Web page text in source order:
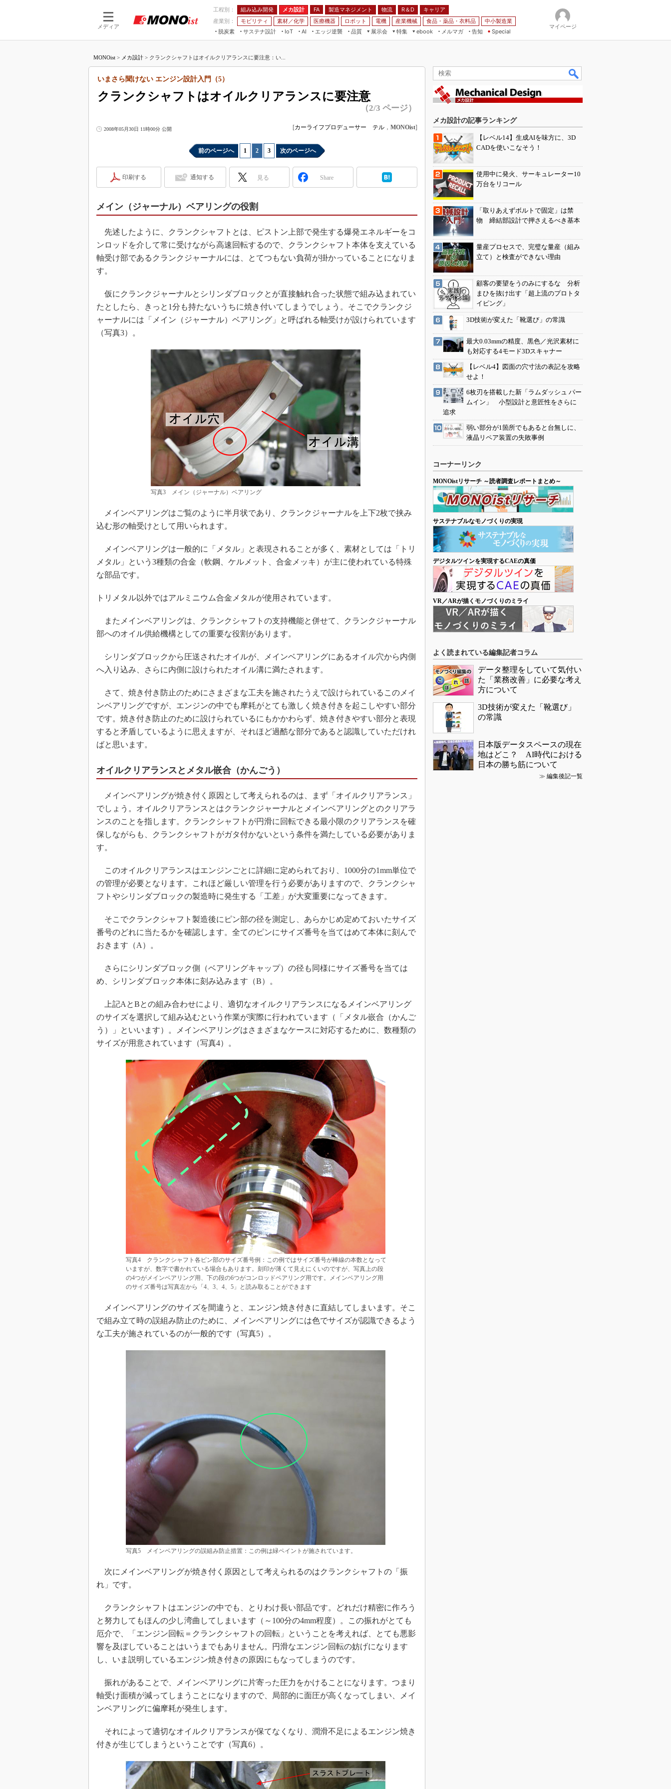
メディア
工程別： 組み込み開発 メカ設計 FA 製造マネジメント 物流 R＆D
キャリア
産業別：
モビリティ 素材／化学 医療機器 ロボット 電機 産業機械 食品・薬品・衣料品
中小製造業
脱炭素
サステナ設計
IoT
つながる工場
つながるサービス
AI
AI×設備保全
Physical AI
エッジ逆襲 品質
展示会
JIMTOF
IIFES
ジャパンモビリティショー
TECHNO-FRONTIER
人テク展
スマート工場EXPO
EdgeTech+
産業オープンネット展
特集
組み込みモデリング
Windows Embedded
車載ソフト開発
3Dプリンタ
デジタルツインとCAE
S＆OP
イノベーション
製造業ビッグデータ
メイドインジャパン
知財マネジメント
海外生産
グローバル設計・開発
制御セキュリティ
新型コロナへの対応
ebook
メルマガ
告知 Special
マイページ
MONOist > メカ設計 > クランクシャフトはオイルクリアランスに要注意：い...
クランクシャフトはオイルクリアランスに要注意
いまさら聞けない エンジン設計入門（5）
（2/3 ページ）
2008年05月30日 11時00分 公開 [カーライフプロデューサー テル ， MONOist]
前のページへ 1 2 3 次のページへ
印刷する 通知する 見る Share
メイン（ジャーナル）ベアリングの役割
先述したように、クランクシャフトとは、ピストン上部で発生する爆発エネルギーをコ
ンロッドを介して常に受けながら高速回転するので、クランクシャフト本体を支えている
軸受け部であるクランクジャーナルには、とてつもない負荷が掛かっていることになりま
す。
仮にクランクジャーナルとシリンダブロックとが直接触れ合った状態で組み込まれてい
たとしたら、きっと1分も持たないうちに焼き付いてしまうでしょう。そこでクランクジ
ャーナルには「メイン（ジャーナル）ベアリング」と呼ばれる軸受けが設けられています
（写真3）。
写真3 メイン（ジャーナル）ベアリング
メインベアリングはご覧のように半月状であり、クランクジャーナルを上下2枚で挟み
込む形の軸受けとして用いられます。
メインベアリングは一般的に「メタル」と表現されることが多く、素材としては「トリ
メタル」という3種類の合金（軟鋼、ケルメット、合金メッキ）が主に使われている特殊
な部品です。
トリメタル以外ではアルミニウム合金メタルが使用されています。
またメインベアリングは、クランクシャフトの支持機能と併せて、クランクジャーナル
部へのオイル供給機構としての重要な役割があります。
シリンダブロックから圧送されたオイルが、メインベアリングにあるオイル穴から内側
へ入り込み、さらに内側に設けられたオイル溝に満たされます。
さて、焼き付き防止のためにさまざまな工夫を施されたうえで設けられているこのメイ
ンベアリングですが、エンジンの中でも摩耗がとても激しく焼き付きを起こしやすい部分
です。焼き付き防止のために設けられているにもかかわらず、焼き付きやすい部分と表現
すると矛盾しているように思えますが、それほど過酷な部分であると認識していただけれ
ばと思います。
オイルクリアランスとメタル嵌合（かんごう）
メインベアリングが焼き付く原因として考えられるのは、まず「オイルクリアランス」
でしょう。オイルクリアランスとはクランクジャーナルとメインベアリングとのクリアラ
ンスのことを指します。クランクシャフトが円滑に回転できる最小限のクリアランスを確
保しながらも、クランクシャフトがガタ付かないという条件を満たしている必要がありま
す。
このオイルクリアランスはエンジンごとに詳細に定められており、1000分の1mm単位で
の管理が必要となります。これほど厳しい管理を行う必要がありますので、クランクシャ
フトやシリンダブロックの製造時に発生する「工差」が大変重要になってきます。
そこでクランクシャフト製造後にピン部の径を測定し、あらかじめ定めておいたサイズ
番号のどれに当たるかを確認します。全てのピンにサイズ番号を当てはめて本体に刻んで
おきます（A）。
さらにシリンダブロック側（ベアリングキャップ）の径も同様にサイズ番号を当ては
め、シリンダブロック本体に刻み込みます（B）。
上記AとBとの組み合わせにより、適切なオイルクリアランスになるメインベアリング
のサイズを選択して組み込むという作業が実際に行われています（「メタル嵌合（かんご
う）」といいます）。メインベアリングはさまざまなケースに対応するために、数種類の
サイズが用意されています（写真4）。
写真4 クランクシャフト各ピン部のサイズ番号例：この例ではサイズ番号が棒線の本数となって
いますが、数字で書かれている場合もあります。刻印が薄くて見えにくいのですが、写真上の段
の4つがメインベアリング用、下の段の6つがコンロッドベアリング用です。メインベアリング用
のサイズ番号は写真左から「4、3、4、5」と読み取ることができます
メインベアリングのサイズを間違うと、エンジン焼き付きに直結してしまいます。そこ
で組み立て時の誤組み防止のために、メインベアリングには色でサイズが認識できるよう
な工夫が施されているのが一般的です（写真5）。
写真5 メインベアリングの誤組み防止措置：この例は緑ペイントが施されています。
次にメインベアリングが焼き付く原因として考えられるのはクランクシャフトの「振
れ」です。
クランクシャフトはエンジンの中でも、とりわけ長い部品です。どれだけ精密に作ろう
と努力してもほんの少し湾曲してしまいます（～100分の4mm程度）。この振れがとても
厄介で、「エンジン回転＝クランクシャフトの回転」ということを考えれば、とても悪影
響を及ぼしていることはいうまでもありません。円滑なエンジン回転の妨げになります
し、いま説明しているエンジン焼き付きの原因にもなってしまうのです。
振れがあることで、メインベアリングに片寄った圧力をかけることになります。つまり
軸受け面積が減ってしまうことになりますので、局部的に面圧が高くなってしまい、メイ
ンベアリングに偏摩耗が発生します。
それによって適切なオイルクリアランスが保てなくなり、潤滑不足によるエンジン焼き
付きが生じてしまうということです（写真6）。
メカ設計の記事ランキング
【レベル14】生成AIを味方に、3D
CADを使いこなそう！
使用中に発火、サーキュレーター10
万台をリコール
「取りあえずボルトで固定」は禁
物 締結部設計で押さえるべき基本
量産プロセスで、完璧な量産（組み
立て）と検査ができない理由
顧客の要望をうのみにするな 分析
まひを抜け出す「超上流のプロトタ
イピング」
3D技術が変えた「靴選び」の常識
最大0.03mmの精度、黒色／光沢素材に
も対応する4モード3Dスキャナー
【レベル4】図面の穴寸法の表記を攻略
せよ！
6枚刃を搭載した新「ラムダッシュ パー
ムイン」 小型設計と意匠性をさらに
追求
弱い部分が1箇所でもあると台無しに、
液晶リペア装置の失敗事例
コーナーリンク
MONOistリサーチ ～読者調査レポートまとめ～
サステナブルなモノづくりの実現
デジタルツインを実現するCAEの真価
VR／ARが描くモノづくりのミライ
よく読まれている編集記者コラム
データ整理をしていて気付い
た「業務改善」に必要な考え
方について
3D技術が変えた「靴選び」
の常識
日本版データスペースの現在
地はどこ？ AI時代における
日本の勝ち筋について
≫ 編集後記一覧